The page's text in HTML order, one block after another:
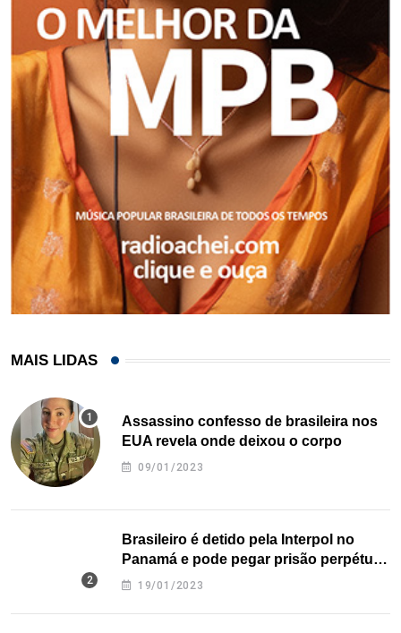
MAIS LIDAS
Assassino confesso de brasileira nos
EUA revela onde deixou o corpo
09/01/2023
Brasileiro é detido pela Interpol no
Panamá e pode pegar prisão perpétua
nos EUA
19/01/2023